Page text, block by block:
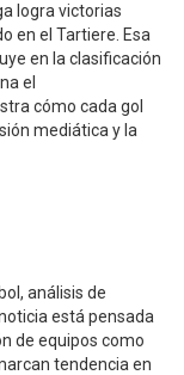
logra victorias
en el Tartiere. Esa
en la clasificación
el
cómo cada gol
mediática y la
análisis de
está pensada
de equipos como
tendencia en